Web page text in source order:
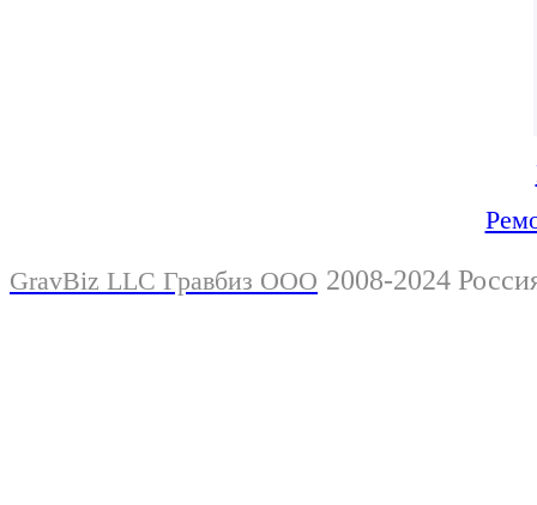
GravBiz LLC Гравбиз ООО 2008-2024